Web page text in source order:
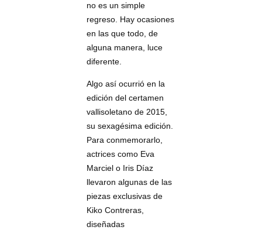
no es un simple
regreso. Hay ocasiones
en las que todo, de
alguna manera, luce
diferente.
Algo así ocurrió en la
edición del certamen
vallisoletano de 2015,
su sexagésima edición.
Para conmemorarlo,
actrices como Eva
Marciel o Iris Díaz
llevaron algunas de las
piezas exclusivas de
Kiko Contreras,
diseñadas